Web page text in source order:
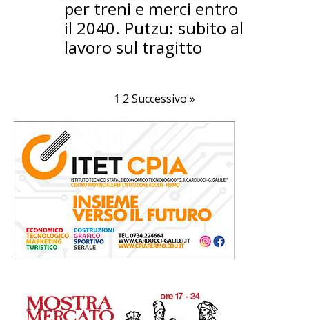
per treni e merci entro
il 2040. Putzu: subito al
lavoro sul tragitto
1 2 Successivo »